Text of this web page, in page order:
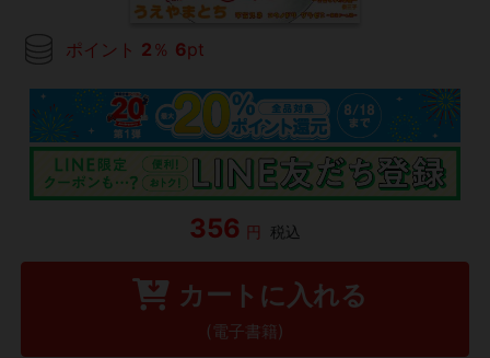
ポイント 2 ％ 6pt
356 円 税込
カートに入れる
(電子書籍)